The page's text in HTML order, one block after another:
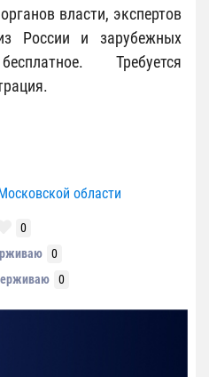
власти, экспертов
России и зарубежных
Требуется
области
0
0
0